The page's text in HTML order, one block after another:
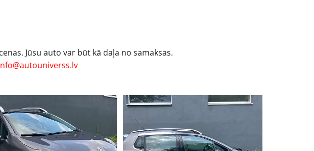
Jūsu auto var būt kā daļa no samaksas.